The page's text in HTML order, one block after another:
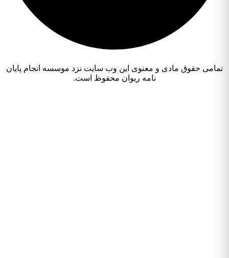
حقوق مادی و معنوی این وب سایت نزد موسسه انجام پایان
نامه ریوان محفوظ است.